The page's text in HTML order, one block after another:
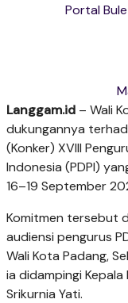
Portal
Langgam.id – Wali
dukungannya
(Konker) XVIII
Indonesia (PDPI)
16–19 September
Komitmen tersebut
audiensi pengurus
Wali Kota Padang,
ia didampingi
Srikurnia Yati.